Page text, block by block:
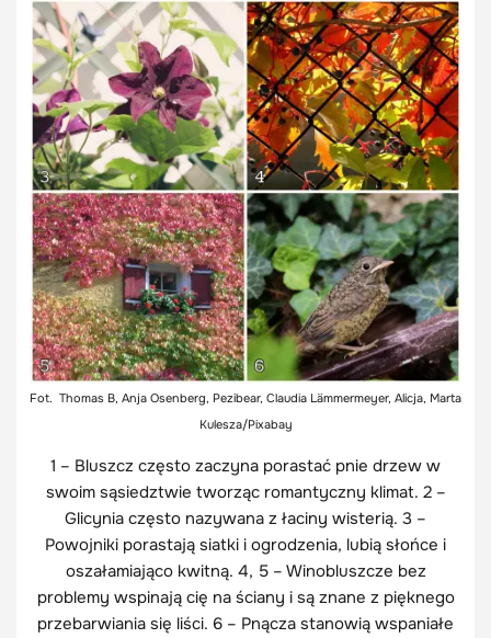
Fot. Thomas B, Anja Osenberg, Pezibear, Claudia Lämmermeyer, Alicja, Marta
Kulesza/Pixabay
1 – Bluszcz często zaczyna porastać pnie drzew w
swoim sąsiedztwie tworząc romantyczny klimat. 2 –
Glicynia często nazywana z łaciny wisterią. 3 –
Powojniki porastają siatki i ogrodzenia, lubią słońce i
oszałamiająco kwitną. 4, 5 – Winobluszcze bez
problemy wspinają cię na ściany i są znane z pięknego
przebarwiania się liści. 6 – Pnącza stanowią wspaniałe